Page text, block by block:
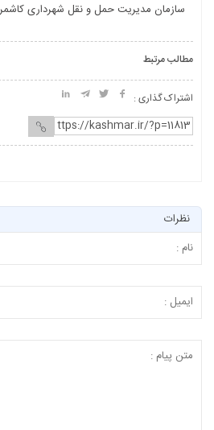
سازمان مدیریت حمل و نقل شهرداری کاشمر
مطالب مرتبط
اشتراک گذاری :
نظرات